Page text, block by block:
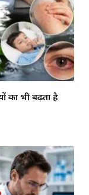
का भी बढ़ता है